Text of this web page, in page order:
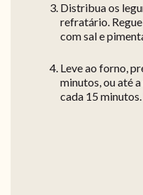
Distribua os
refratário.
com sal e
Leve ao forno,
minutos, ou até
cada 15